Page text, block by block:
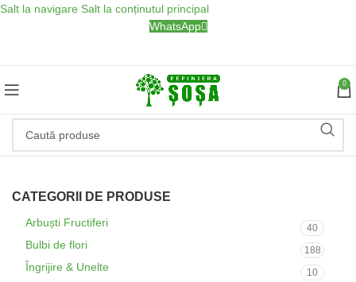
Salt la navigare Salt la conținutul principal
WhatsApp
0
CATEGORII DE PRODUSE
Arbuști Fructiferi 40
Bulbi de flori 188
Îngrijire & Unelte 10